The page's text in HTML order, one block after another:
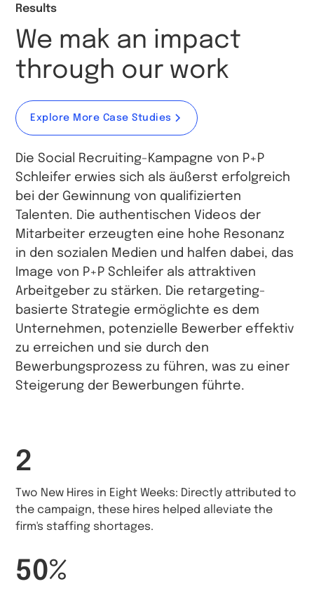
Results
We mak an impact
through our work
Explore More Case Studies
Die Social Recruiting-Kampagne von P+P
Schleifer erwies sich als äußerst erfolgreich
bei der Gewinnung von qualifizierten
Talenten. Die authentischen Videos der
Mitarbeiter erzeugten eine hohe Resonanz
in den sozialen Medien und halfen dabei, das
Image von P+P Schleifer als attraktiven
Arbeitgeber zu stärken. Die retargeting-
basierte Strategie ermöglichte es dem
Unternehmen, potenzielle Bewerber effektiv
zu erreichen und sie durch den
Bewerbungsprozess zu führen, was zu einer
Steigerung der Bewerbungen führte.
2
Two New Hires in Eight Weeks: Directly attributed to
the campaign, these hires helped alleviate the
firm's staffing shortages.
50%